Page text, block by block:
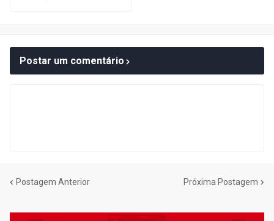
Postar um comentário
Postagem Anterior Próxima Postagem